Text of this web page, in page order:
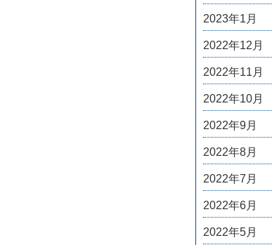
2023年1月
2022年12月
2022年11月
2022年10月
2022年9月
2022年8月
2022年7月
2022年6月
2022年5月